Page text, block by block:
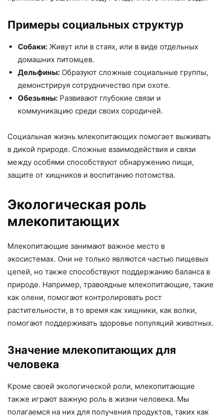
Примеры социальных структур
Собаки: Живут или в стаях, или в виде отдельных
домашних питомцев.
Дельфины: Образуют сложные социальные группы,
демонстрируя сотрудничество при охоте.
Обезьяны: Развивают глубокие связи и
коммуникацию среди своих сородичей.
Социальная жизнь млекопитающих помогает выживать
в дикой природе. Сложные взаимодействия и связи
между особями способствуют обнаружению пищи,
защите от хищников и воспитанию потомства.
Экологическая роль
млекопитающих
Млекопитающие занимают важное место в
экосистемах. Они не только являются частью пищевых
цепей, но также способствуют поддержанию баланса в
природе. Например, травоядные млекопитающие, такие
как олени, помогают контролировать рост
растительности, в то время как хищники, как волки,
помогают поддерживать здоровье популяций животных.
Значение млекопитающих для
человека
Кроме своей экологической роли, млекопитающие
также играют важную роль в жизни человека. Мы
полагаемся на них для получения продуктов, таких как